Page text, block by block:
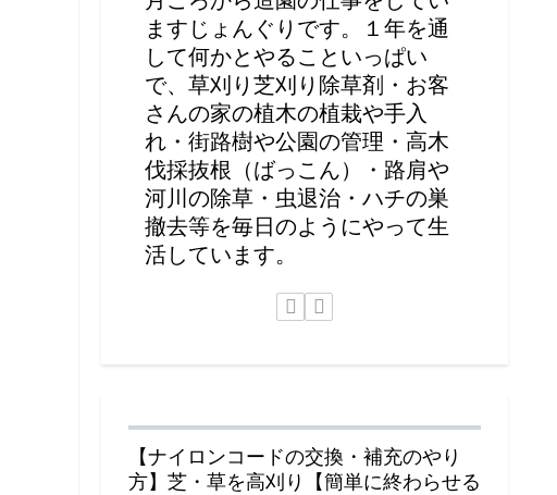
ますじょんぐりです。１年を通
して何かとやることいっぱい
で、草刈り芝刈り除草剤・お客
さんの家の植木の植栽や手入
れ・街路樹や公園の管理・高木
伐採抜根（ばっこん）・路肩や
河川の除草・虫退治・ハチの巣
撤去等を毎日のようにやって生
活しています。
【ナイロンコードの交換・補充のやり
方】芝・草を高刈り【簡単に終わらせる